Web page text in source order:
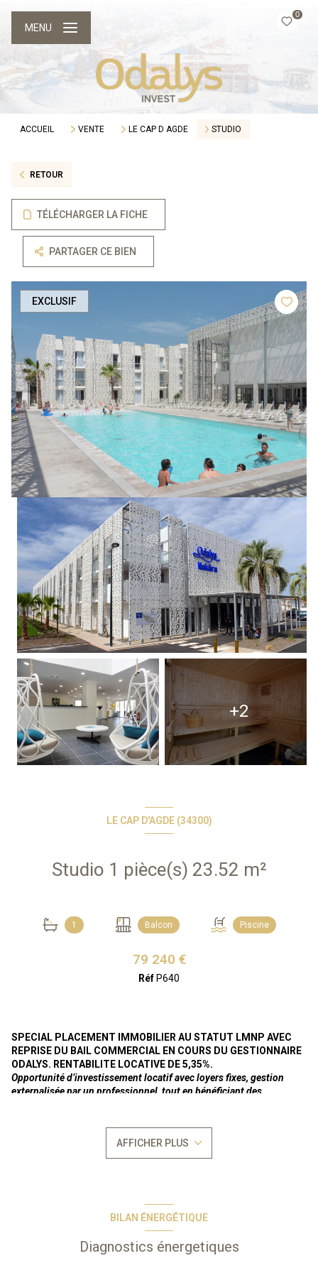
0
MENU
ACCUEIL VENTE LE CAP D AGDE STUDIO
RETOUR
TÉLÉCHARGER LA FICHE
PARTAGER CE BIEN
EXCLUSIF
+2
LE CAP D'AGDE (34300)
Studio 1 pièce(s) 23.52 m²
1 Balcon Piscine
79 240 €
Réf P640
SPECIAL PLACEMENT IMMOBILIER AU STATUT LMNP AVEC
REPRISE DU BAIL COMMERCIAL EN COURS DU GESTIONNAIRE
ODALYS. RENTABILITE LOCATIVE DE 5,35%.
Opportunité d’investissement locatif avec loyers fixes, gestion
externalisée par un professionnel, tout en bénéficiant des
renouvelé récemment jusqu'au 01/01/2036
pour une durée indéterminée en l'absence de
dénonciation/renouvellement du bail commercial par l'une des
Résidence proche de la plage et des comerces, ce complexe de
grand standing à l'architecture avant-gardiste vous accueille pour
AFFICHER PLUS
BILAN ÉNERGÉTIQUE
Diagnostics énergetiques